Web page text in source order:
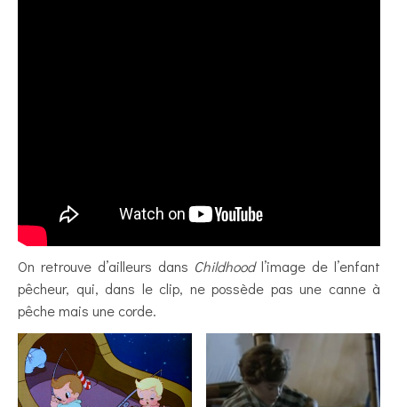
On retrouve d’ailleurs dans Childhoodl’image de l’enfant
pêcheur, qui, dans le clip, ne possède pas une canne à
pêche mais une corde.